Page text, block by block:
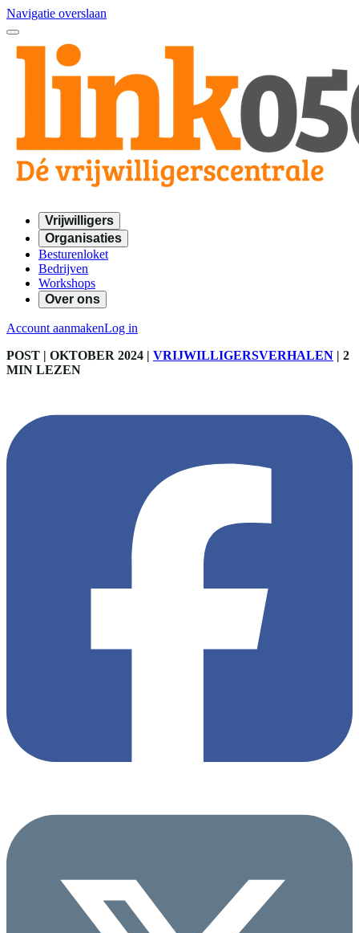
Navigatie overslaan
Vrijwilligers
Organisaties
Besturenloket
Bedrijven
Workshops
Over ons
Account aanmakenLog in
POST | OKTOBER 2024 | VRIJWILLIGERSVERHALEN | 2
MIN LEZEN